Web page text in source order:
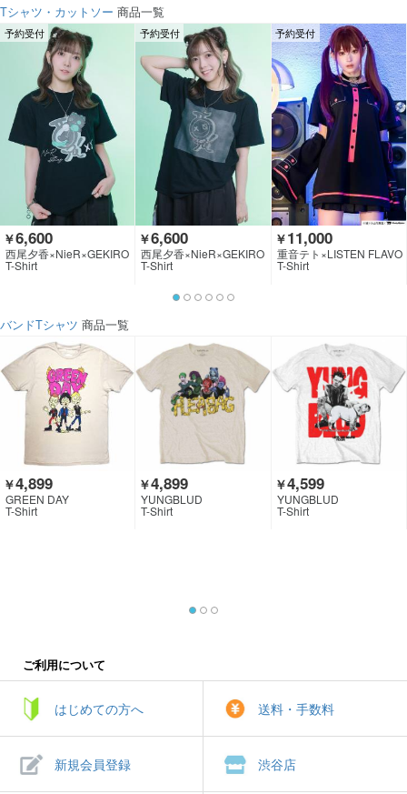
Tシャツ・カットソー 商品一覧
予約受付
￥6,600
西尾夕香×NieR×GEKIRO
CK CLOTHING
T-Shirt
予約受付
￥6,600
西尾夕香×NieR×GEKIRO
CK CLOTHING
T-Shirt
予約受付
￥11,000
重音テト×LISTEN FLAVO
R
T-Shirt
バンドTシャツ 商品一覧
￥4,899
GREEN DAY
T-Shirt
￥4,899
YUNGBLUD
T-Shirt
￥4,599
YUNGBLUD
T-Shirt
ご利用について
はじめての方へ 送料・手数料
新規会員登録 渋谷店